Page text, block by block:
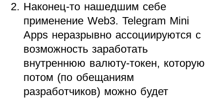
Наконец-то нашедшим себе
применение Web3. Telegram Mini
Apps неразрывно ассоциируются с
возможность заработать
внутреннюю валюту-токен, которую
потом (по обещаниям
разработчиков) можно будет